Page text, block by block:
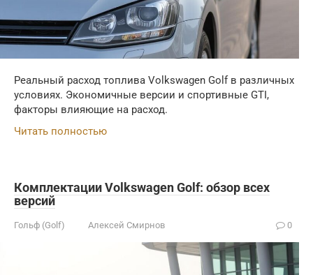
Реальный расход топлива Volkswagen Golf в различных
условиях. Экономичные версии и спортивные GTI,
факторы влияющие на расход.
Читать полностью
Комплектации Volkswagen Golf: обзор всех
версий
Гольф (Golf) Алексей Смирнов 0